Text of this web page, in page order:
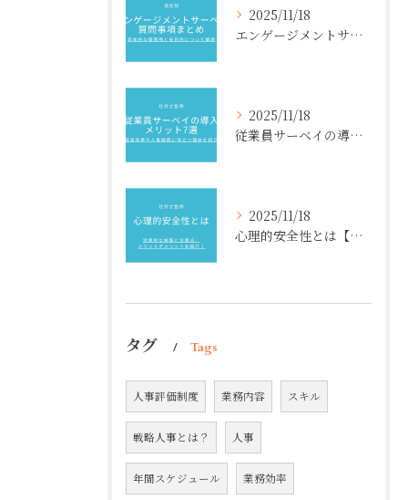
2025/11/18
エンゲージメントサーベイ質問事項まとめ【項目別】具体的な質問例と各目的について解説
2025/11/18
従業員サーベイの導入メリット7選【社労士監修】経営効果や人事戦略に役立つ理由を紹介
2025/11/18
心理的安全性とは【社労士監修】効果的な施策と注意点、メリットデメリットを紹介！
タグ Tags
人事評価制度 業務内容 スキル
戦略人事とは？ 人事
年間スケジュール 業務効率